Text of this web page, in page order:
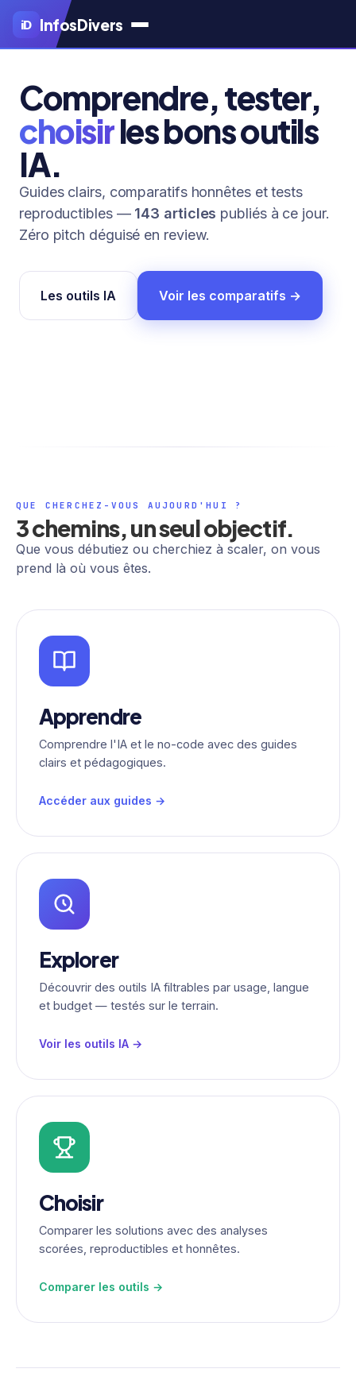
Aller
contenu
iD InfosDivers
Comprendre, tester,
choisirles bons outils
IA.
Guides clairs, comparatifs honnêtes et tests
reproductibles — 143 articles publiés à ce jour.
Zéro pitch déguisé en review.
Les outils IA Voir les comparatifs →
QUE CHERCHEZ-VOUS AUJOURD'HUI ?
3 chemins, un seul objectif.
Que vous débutiez ou cherchiez à scaler, on vous
prend là où vous êtes.
Apprendre
Comprendre l'IA et le no-code avec des guides
clairs et pédagogiques.
Accéder aux guides →
Explorer
Découvrir des outils IA filtrables par usage, langue
et budget — testés sur le terrain.
Voir les outils IA →
Choisir
Comparer les solutions avec des analyses
scorées, reproductibles et honnêtes.
Comparer les outils →